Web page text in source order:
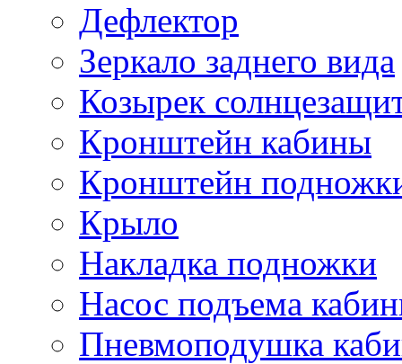
Дефлектор
Зеркало заднего вида
Козырек
Кронштейн кабины
Кронштейн
Крыло
Накладка подножки
Насос подъема
Пневмоподушка